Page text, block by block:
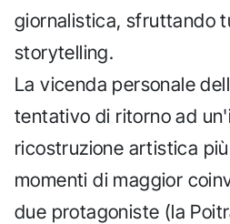
giornalistica, sfruttando
storytelling.
La vicenda personale
tentativo di ritorno ad
ricostruzione artistica
momenti di maggior
due protagoniste (la